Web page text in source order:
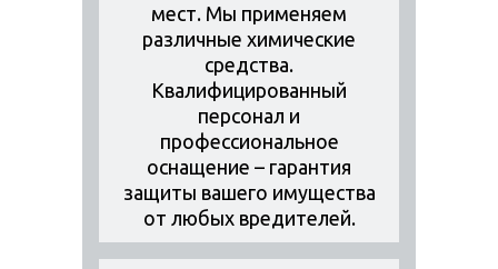
мест. Мы применяем
различные химические
средства.
Квалифицированный
персонал и
профессиональное
оснащение – гарантия
защиты вашего имущества
от любых вредителей.